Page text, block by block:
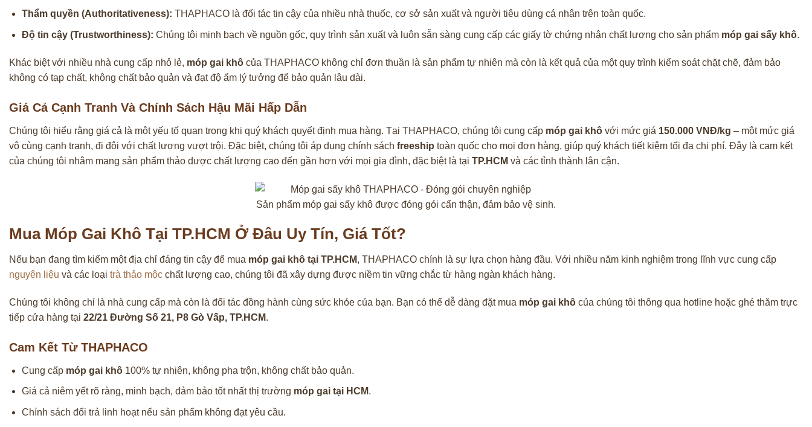
Thẩm quyền (Authoritativeness): THAPHACO là đối tác tin cậy của nhiều nhà thuốc, cơ sở sản xuất và người tiêu dùng cá nhân trên toàn quốc.
Độ tin cậy (Trustworthiness): Chúng tôi minh bạch về nguồn gốc, quy trình sản xuất và luôn sẵn sàng cung cấp các giấy tờ chứng nhận chất lượng cho sản phẩm móp gai sấy khô.
Khác biệt với nhiều nhà cung cấp nhỏ lẻ, móp gai khô của THAPHACO không chỉ đơn thuần là sản phẩm tự nhiên mà còn là kết quả của một quy trình kiểm soát chặt chẽ, đảm bảo
không có tạp chất, không chất bảo quản và đạt độ ẩm lý tưởng để bảo quản lâu dài.
Giá Cả Cạnh Tranh Và Chính Sách Hậu Mãi Hấp Dẫn
Chúng tôi hiểu rằng giá cả là một yếu tố quan trọng khi quý khách quyết định mua hàng. Tại THAPHACO, chúng tôi cung cấp móp gai khô với mức giá 150.000 VNĐ/kg – một mức giá
vô cùng cạnh tranh, đi đôi với chất lượng vượt trội. Đặc biệt, chúng tôi áp dụng chính sách freeship toàn quốc cho mọi đơn hàng, giúp quý khách tiết kiệm tối đa chi phí. Đây là cam kết
của chúng tôi nhằm mang sản phẩm thảo dược chất lượng cao đến gần hơn với mọi gia đình, đặc biệt là tại TP.HCM và các tỉnh thành lân cận.
Sản phẩm móp gai sấy khô được đóng gói cẩn thận, đảm bảo vệ sinh.
Mua Móp Gai Khô Tại TP.HCM Ở Đâu Uy Tín, Giá Tốt?
Nếu bạn đang tìm kiếm một địa chỉ đáng tin cậy để mua móp gai khô tại TP.HCM, THAPHACO chính là sự lựa chọn hàng đầu. Với nhiều năm kinh nghiệm trong lĩnh vực cung cấp
nguyên liệu và các loại trà thảo mộc chất lượng cao, chúng tôi đã xây dựng được niềm tin vững chắc từ hàng ngàn khách hàng.
Chúng tôi không chỉ là nhà cung cấp mà còn là đối tác đồng hành cùng sức khỏe của bạn. Bạn có thể dễ dàng đặt mua móp gai khô của chúng tôi thông qua hotline hoặc ghé thăm trực
tiếp cửa hàng tại 22/21 Đường Số 21, P8 Gò Vấp, TP.HCM.
Cam Kết Từ THAPHACO
Cung cấp móp gai khô100% tự nhiên, không pha trộn, không chất bảo quản.
Giá cả niêm yết rõ ràng, minh bạch, đảm bảo tốt nhất thị trường móp gai tại HCM.
Chính sách đổi trả linh hoạt nếu sản phẩm không đạt yêu cầu.